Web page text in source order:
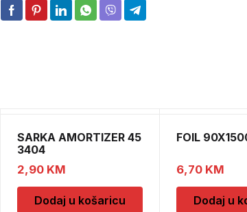
SARKA AMORTIZER 45
3404
2,90 KM
Dodaj u košaricu
FOIL
6,70 KM
Dodaj u